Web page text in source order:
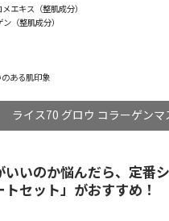
エキス（整肌成分）
（整肌成分）
ある肌印象
ライス70 グロウ コラーゲンマ
いいのか悩んだら、定番
トセット」がおすすめ！